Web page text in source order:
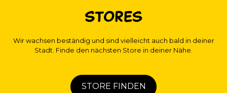
Stores
Wir wachsen beständig und sind vielleicht auch bald in deiner
Stadt. Finde den nächsten Store in deiner Nähe.
STORE FINDEN